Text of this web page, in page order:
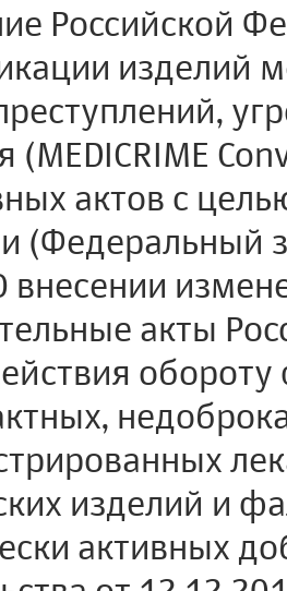
Российской
изделий
(MEDICRIME
актов с
(Федеральный
внесении
акты
изделий и
активных